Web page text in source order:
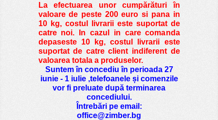
La efectuarea unor cumpărături în
valoare de peste200 euro si pana in
10 kg, costul livrarii este suportat de
catre noi. In cazul in care comanda
depaseste 10 kg, costul livrarii este
suportat de catre client indiferent de
valoarea totala a produselor.
Suntem în concediu în perioada 27
iunie - 1 iulie ,telefoanele și comenzile
vor fi preluate după terminarea
concediului.
Întrebări pe email:
office@zimber.bg